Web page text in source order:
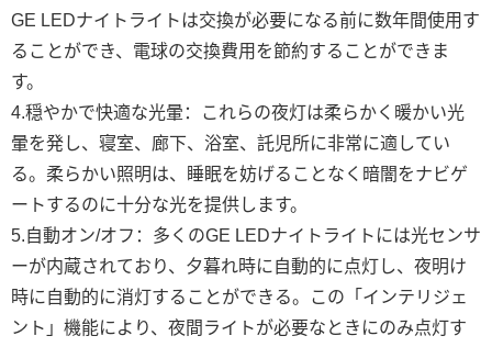
GE LEDナイトライトは交換が必要になる前に数年間使用す
ることができ、電球の交換費用を節約することができま
す。
4.穏やかで快適な光暈：これらの夜灯は柔らかく暖かい光
暈を発し、寝室、廊下、浴室、託児所に非常に適してい
る。柔らかい照明は、睡眠を妨げることなく暗闇をナビゲ
ートするのに十分な光を提供します。
5.自動オン/オフ：多くのGE LEDナイトライトには光センサ
ーが内蔵されており、夕暮れ時に自動的に点灯し、夜明け
時に自動的に消灯することができる。この「インテリジェ
ント」機能により、夜間ライトが必要なときにのみ点灯す